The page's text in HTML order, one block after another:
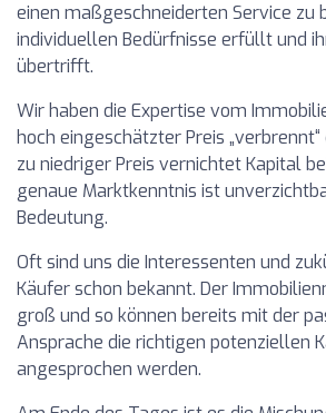
einen maßgeschneiderten Service zu
individuellen Bedürfnisse erfüllt und
übertrifft.
Wir haben die Expertise vom
hoch eingeschätzter Preis
zu niedriger Preis vernichtet Kapital
genaue Marktkenntnis ist
Bedeutung.
Oft sind uns die Interessenten und
Käufer schon bekannt. Der
groß und so können bereits mit der
Ansprache die richtigen potenziellen
angesprochen werden.